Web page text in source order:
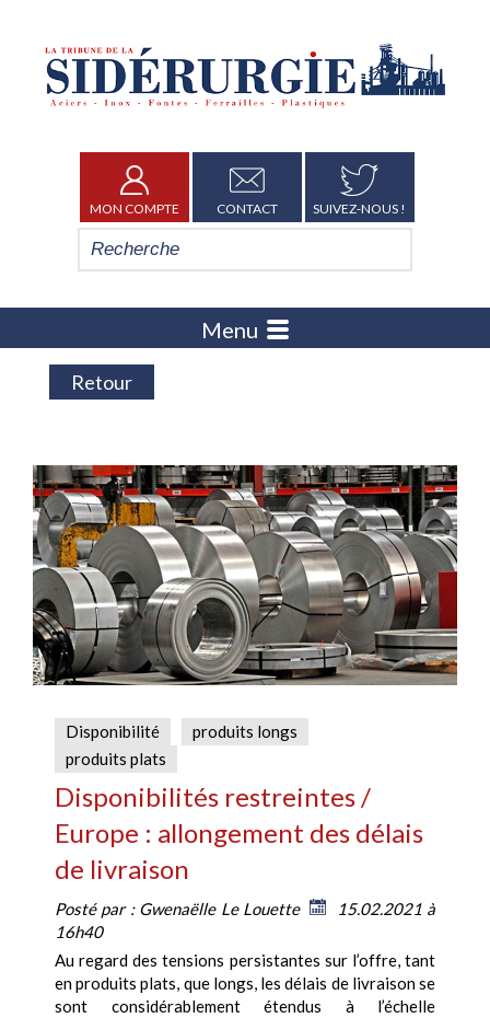
MON COMPTE CONTACT SUIVEZ-NOUS !
Menu
Retour
Disponibilité
produits longs
produits plats
Disponibilités restreintes /
Europe : allongement des délais
de livraison
Posté par : Gwenaëlle Le Louette
15.02.2021 à
16h40
Au regard des tensions persistantes sur l’offre, tant
en produits plats, que longs, les délais de livraison se
sont considérablement étendus à l’échelle